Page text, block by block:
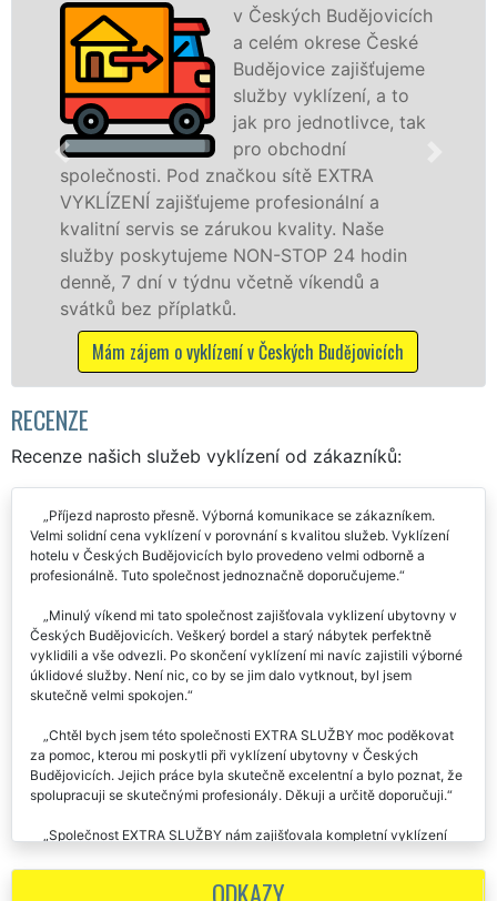
Českých Budějovicích
celém okrese České
zajišťujeme
vyklízení, a to
pro jednotlivce, tak
obchodní
sítě EXTRA
profesionální a
kvality. Naše
STOP 24 hodin
víkendů a
v Českých Budějovicích
v Českých
Poskytujeme tuto
právnickým osobám
odvedené práce, a to
dalších příplatků.
Mám zájem o
RECENZE
Recenze našich služeb vyklízení od zákazníků:
Příjezd naprosto přesně. Výborná komunikace se zákazníkem.
Velmi solidní cena vyklízení v porovnání s kvalitou služeb. Vyklízení
hotelu v Českých Budějovicích bylo provedeno velmi odborně a
profesionálně. Tuto společnost jednoznačně doporučujeme.
Minulý víkend mi tato společnost zajišťovala vyklizení ubytovny v
Českých Budějovicích. Veškerý bordel a starý nábytek perfektně
vyklidili a vše odvezli. Po skončení vyklízení mi navíc zajistili výborné
úklidové služby. Není nic, co by se jim dalo vytknout, byl jsem
skutečně velmi spokojen.
Chtěl bych jsem této společnosti EXTRA SLUŽBY moc poděkovat
za pomoc, kterou mi poskytli při vyklízení ubytovny v Českých
Budějovicích. Jejich práce byla skutečně excelentní a bylo poznat, že
spolupracuji se skutečnými profesionály. Děkuji a určitě doporučuji.
Společnost EXTRA SLUŽBY nám zajišťovala kompletní vyklízení
výborná cena za vyklízení. Doporučujeme.
ODKAZY